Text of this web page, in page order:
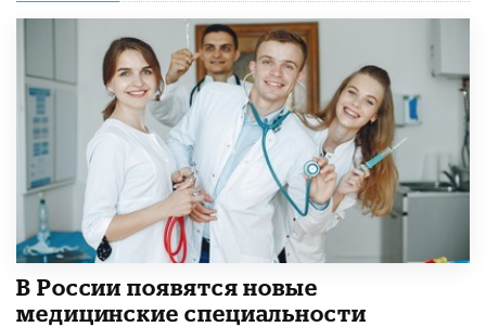
В России появятся новые
медицинские специальности